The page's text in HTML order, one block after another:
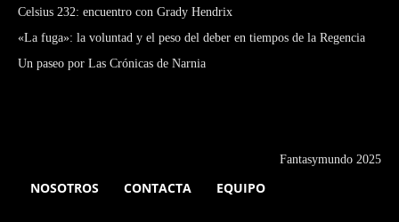
Celsius 232: encuentro con Grady Hendrix
«La fuga»: la voluntad y el peso del deber en tiempos de la Regencia
Un paseo por Las Crónicas de Narnia
Fantasymundo 2025
NOSOTROS CONTACTA EQUIPO